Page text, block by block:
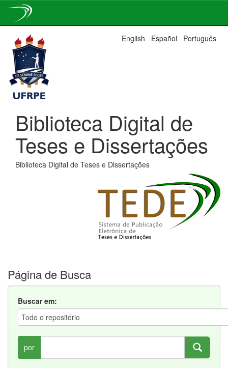
navigation
English Español Português
Biblioteca Digital de
Teses e Dissertações
Biblioteca Digital de Teses e Dissertações
Página de Busca
Buscar em:
por